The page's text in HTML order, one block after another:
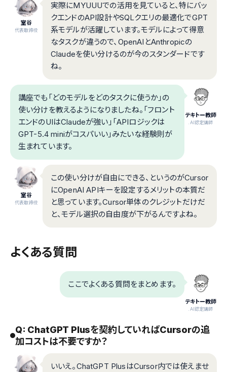
室谷
代表取締役
実際にMYUUUでの活用を見ていると、特にバッ
クエンドのAPI設計やSQLクエリの最適化でGPT
系モデルが活躍しています。モデルによって得意
なタスクが違うので、OpenAIとAnthropicの
Claudeを使い分けるのが今のスタンダードです
ね。
テキトー教師
.AI認定講師
講座でも「どのモデルをどのタスクに使うか」の
使い分けを教えるようになりましたね。「フロント
エンドのUIはClaudeが強い」「APIロジックは
GPT-5.4 miniがコスパいい」みたいな経験則が
生まれています。
室谷
代表取締役
この使い分けが自由にできる、というのがCursor
にOpenAI APIキーを設定するメリットの本質だ
と思っています。Cursor単体のクレジットだけだ
と、モデル選択の自由度が下がるんですよね。
よくある質問
テキトー教師
.AI認定講師
ここでよくある質問をまとめます。
Q: ChatGPT Plusを契約していればCursorの追
加コストは不要ですか？
いいえ。ChatGPT PlusはCursor内では使えませ